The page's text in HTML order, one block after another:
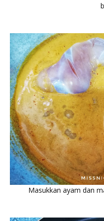
Masukkan ayam dan